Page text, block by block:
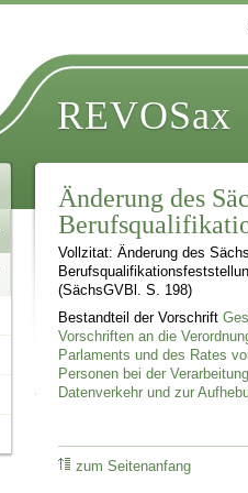
REVOSax
Änderung des
Vollzitat: Änderung des
(SächsGVBl. S. 198)
Bestandteil der Vorschrift
Vorschriften an die
Parlaments und des Rates
Personen bei der
Datenverkehr und zur
zum Seitenanfang